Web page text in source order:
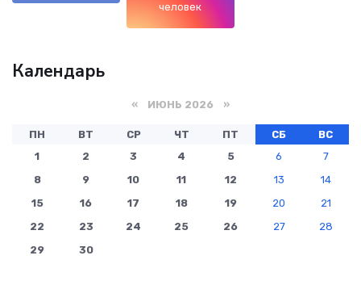
человек
Календарь
« ИЮНЬ 2026 »
ПН ВТ СР ЧТ ПТ СБ
ВС
1
2 3 4 5 6
7
8
9 10 11 12 13
14
15
16 17 18 19 20
21
22
23 24 25 26 27
28
29
30